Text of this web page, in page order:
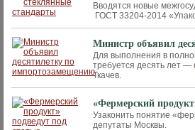
Вводятся новые
ГОСТ 33204-2014
Министр объявил
Для выполнения в
требуется десять лет —
Ткачев.
«Фермерский
Узаконить понятие
депутаты Москвы.